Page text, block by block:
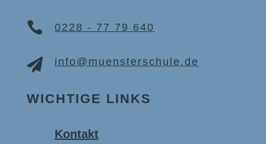
 0228 - 77 79 640
 info@muensterschule.de
WICHTIGE LINKS
Kontakt